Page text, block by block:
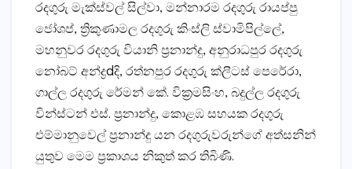
රදගුරු මැක්‌ස්‌වල් සිල්වා, මන්නාරම රදගුරු රායප්පු
ජෝශප්, ත්‍රිකුණාමල රදගුරු කිංස්‌ලි ස්‌වාමිපිල්ලේ,
මහනුවර රදගුරු වියානි ප්‍රනාන්දු, අනුරාධපුර රදගුරු
නෝබට්‌ අන්ද්‍රdදි, රත්නපුර රදගුරු ක්‌ලීටස්‌ පෙරේරා,
ගාල්ල රදගුරු රේමන් කේ. වික්‍රමසිංහ, බදුල්ල රදගුරු
වින්ස්‌ටන් එස්‌. ප්‍රනාන්දු, කොළඹ සහයක රදගුරු
එම්මානුවෙල් ප්‍රනාන්දු යන රදගුරුවරුන්ගේ අත්සනින්
යුතුව මෙම ප්‍රකාශය නිකුත් කර තිබිණි.